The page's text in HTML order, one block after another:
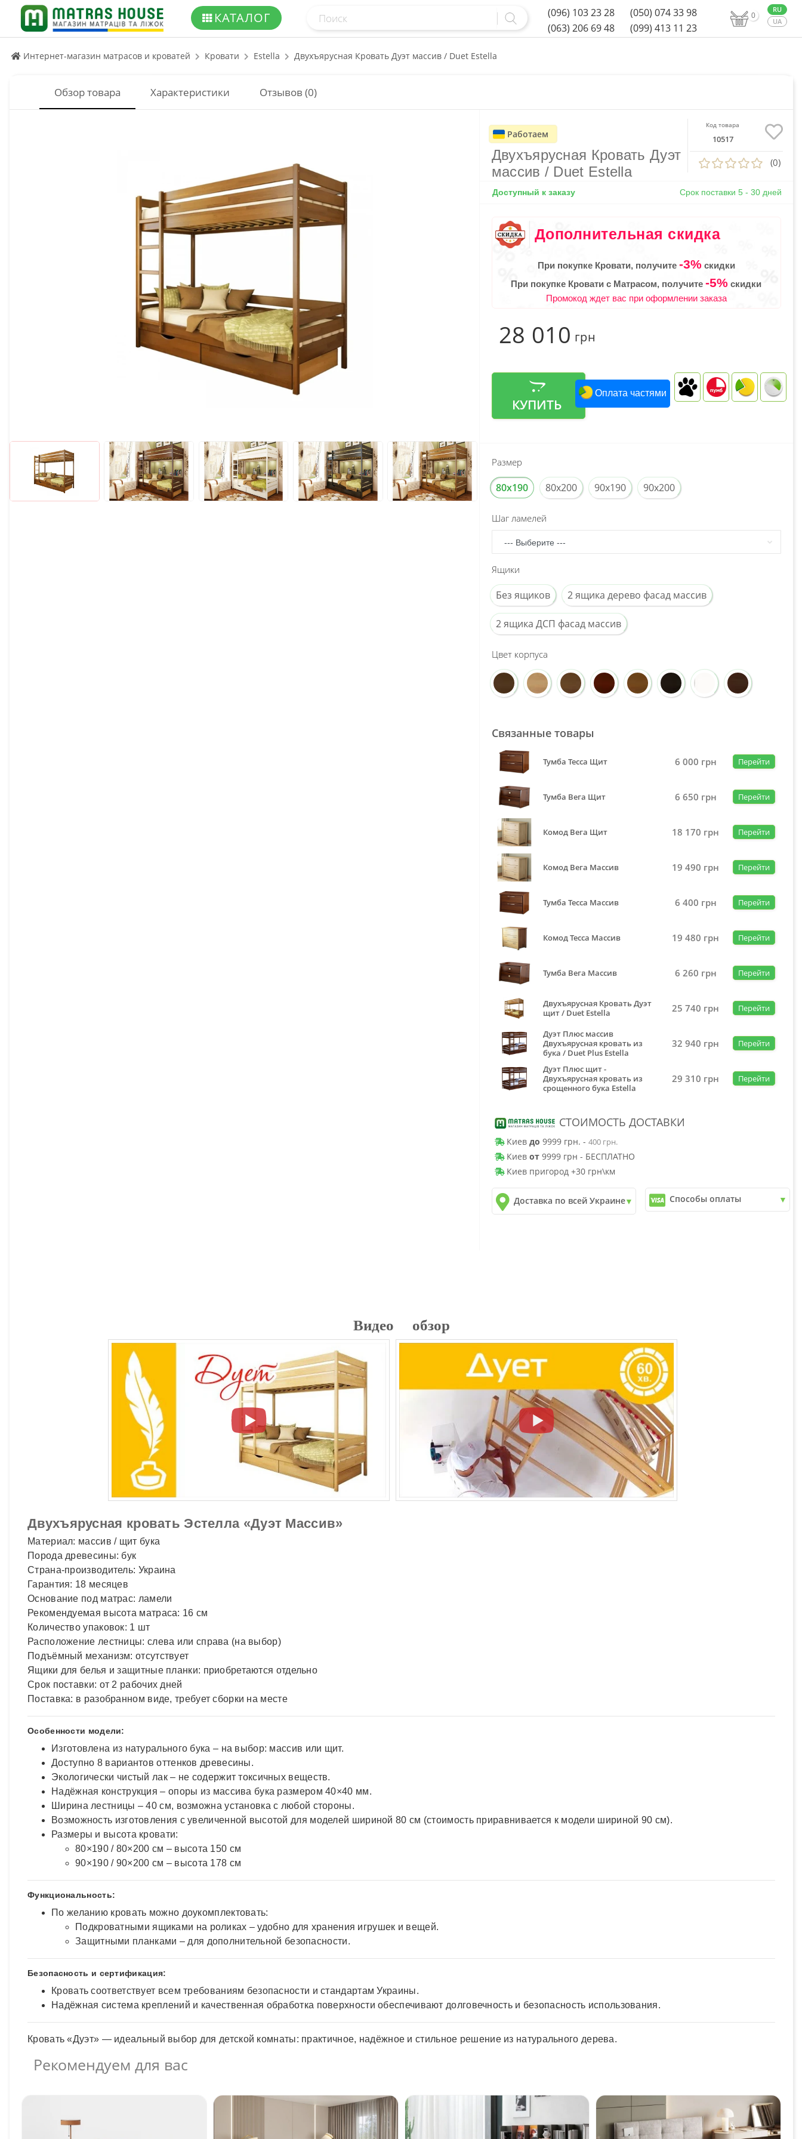
КАТАЛОГ (096) 103 23 28
(050) 074 33 98
(063) 206 69 48
(099) 413 11 23
0
Интернет-магазин матрасов и кроватей Кровати Estella Двухъярусная Кровать Дуэт массив / Duet Estella
Обзор товара Характеристики Отзывов (0)
Работаем
Двухъярусная Кровать Дуэт
массив / Duet Estella
Код товара
10517
(0)
Доступный к заказу Срок поставки 5 - 30 дней
Дополнительная скидка
При покупке Кровати, получите -3%скидки
При покупке Кровати с Матрасом, получите-5% скидки
Промокод ждет вас при оформлении заказа
28 010грн
КУПИТЬ
Оплата частями
Размер
80x190 80x200 90x190 90x200
Шаг ламелей
Ящики
Без ящиков 2 ящика дерево фасад массив
2 ящика ДСП фасад массив
Цвет корпуса
Связанные товары
Тумба Тесса Щит 6 000 грн Перейти
Тумба Вега Щит 6 650 грн Перейти
Комод Вега Щит 18 170 грн Перейти
Комод Вега Массив 19 490 грн Перейти
Тумба Тесса Массив 6 400 грн Перейти
Комод Тесса Массив 19 480 грн Перейти
Тумба Вега Массив 6 260 грн Перейти
Двухъярусная Кровать Дуэт
щит / Duet Estella
25 740 грн Перейти
Дуэт Плюс массив
Двухъярусная кровать из
бука / Duet Plus Estella
32 940 грн Перейти
Дуэт Плюс щит -
Двухъярусная кровать из
срощенного бука Estella
29 310 грн Перейти
СТОИМОСТЬ ДОСТАВКИ
Киев до 9999 грн. - 400 грн.
Киев от9999 грн - БЕСПЛАТНО
Киев пригород +30 грн\км
Доставка по всей Украине Способы оплаты
Видео обзор
Двухъярусная кровать Эстелла «Дуэт Массив»
Материал: массив / щит бука
Порода древесины: бук
Страна-производитель: Украина
Гарантия: 18 месяцев
Основание под матрас: ламели
Рекомендуемая высота матраса: 16 см
Количество упаковок: 1 шт
Расположение лестницы: слева или справа (на выбор)
Подъёмный механизм: отсутствует
Ящики для белья и защитные планки: приобретаются отдельно
Срок поставки: от 2 рабочих дней
Поставка: в разобранном виде, требует сборки на месте
Особенности модели:
Изготовлена из натурального бука – на выбор: массив или щит.
Доступно 8 вариантов оттенков древесины.
Экологически чистый лак – не содержит токсичных веществ.
Надёжная конструкция – опоры из массива бука размером 40×40 мм.
Ширина лестницы – 40 см, возможна установка с любой стороны.
Возможность изготовления с увеличенной высотой для моделей шириной 80 см (стоимость приравнивается к модели шириной 90 см).
Размеры и высота кровати:
80×190 / 80×200 см – высота 150 см
90×190 / 90×200 см – высота 178 см
Функциональность:
По желанию кровать можно доукомплектовать:
Подкроватными ящиками на роликах – удобно для хранения игрушек и вещей.
Защитными планками – для дополнительной безопасности.
Безопасность и сертификация:
Кровать соответствует всем требованиям безопасности и стандартам Украины.
Надёжная система креплений и качественная обработка поверхности обеспечивают долговечность и безопасность использования.
Кровать «Дуэт» — идеальный выбор для детской комнаты: практичное, надёжное и стильное решение из натурального дерева.
Рекомендуем для вас